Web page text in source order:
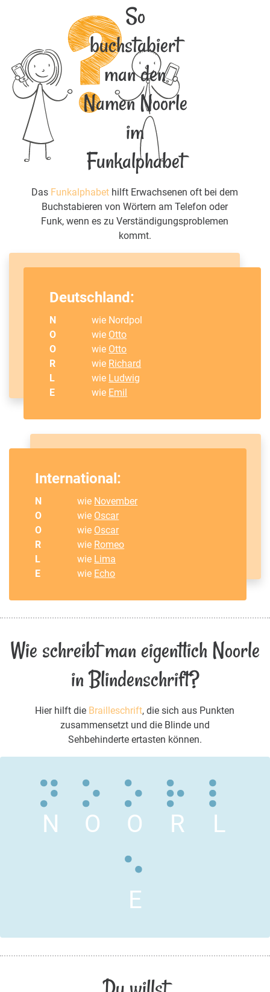
So
buchstabiert
man den
Namen Noorle
im
Funkalphabet
Das Funkalphabet hilft Erwachsenen oft bei dem
Buchstabieren von Wörtern am Telefon oder
Funk, wenn es zu Verständigungsproblemen
kommt.
Deutschland:
N
wie Nordpol
O
wie Otto
O
wie Otto
R
wie Richard
L
wie Ludwig
E
wie Emil
International:
N wie November
O
wie Oscar
O
wie Oscar
R
wie Romeo
L
wie Lima
E
wie Echo
Wie schreibt man eigentlich Noorle
in Blindenschrift?
Hier hilft die Brailleschrift, die sich aus Punkten
zusammensetzt und die Blinde und
Sehbehinderte ertasten können.
N O O R L
E